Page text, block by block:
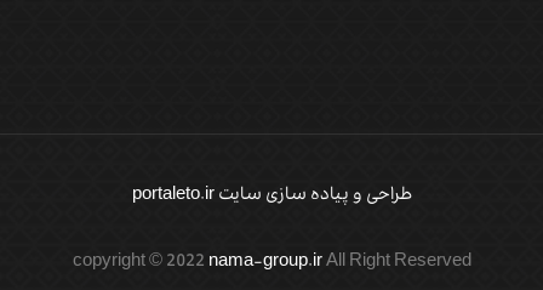
طراحی و پیاده سازی سایت portaleto.ir
copyright © 2022 nama-group.irAll Right Reserved